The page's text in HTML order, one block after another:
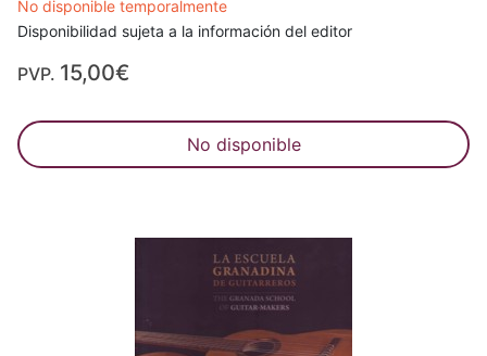
No disponible temporalmente
Disponibilidad sujeta a la información del editor
PVP. 15,00€
No disponible